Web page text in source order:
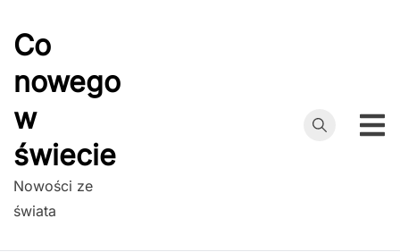
do
treściCo
nowego
w
świecie
Nowości ze
świata